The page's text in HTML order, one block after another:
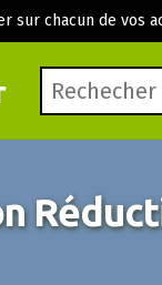
sur chacun de vos